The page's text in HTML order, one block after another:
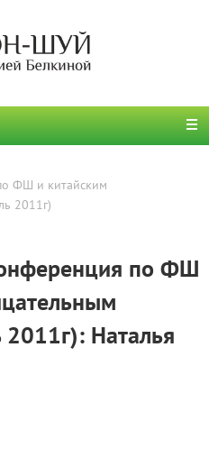
ФШ и китайским
2011г)
по ФШ
Наталья